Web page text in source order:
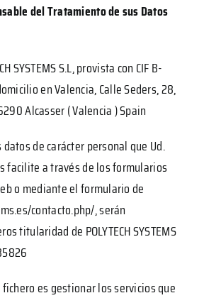
del Tratamiento de sus Datos
SYSTEMS S.L, provista con CIF B-
en Valencia, Calle Seders, 28,
Alcasser ( Valencia ) Spain
de carácter personal que Ud.
facilite a través de los formularios
o mediante el formulario de
contacto.php/, serán
titularidad de POLYTECH SYSTEMS
es gestionar los servicios que